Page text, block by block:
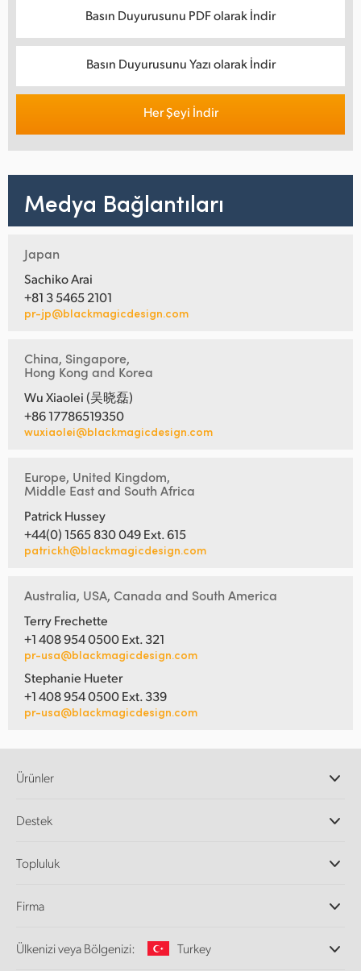
Basın Duyurusunu PDF olarak İndir
Basın Duyurusunu Yazı olarak İndir
Her Şeyi İndir
Medya Bağlantıları
Japan
Sachiko Arai
+81 3 5465 2101
pr-jp@blackmagicdesign.com
China, Singapore,
Hong Kong and Korea
Wu Xiaolei (吴晓磊)
+86 17786519350
wuxiaolei@blackmagicdesign.com
Europe, United Kingdom,
Middle East and South Africa
Patrick Hussey
+44(0) 1565 830 049 Ext. 615
patrickh@blackmagicdesign.com
Australia, USA, Canada and South America
Terry Frechette
+1 408 954 0500 Ext. 321
pr-usa@blackmagicdesign.com
Stephanie Hueter
+1 408 954 0500 Ext. 339
pr-usa@blackmagicdesign.com
Ürünler
DaVinci Resolve ve Fusion Yazılımı
Ultimatte
Kayıt ve Oynatım
Video Format Çevirici
Destek
Destek Merkezi
Topluluk
Firma
Hakkımızda
Ülkenizi veya Bölgenizi: Turkey